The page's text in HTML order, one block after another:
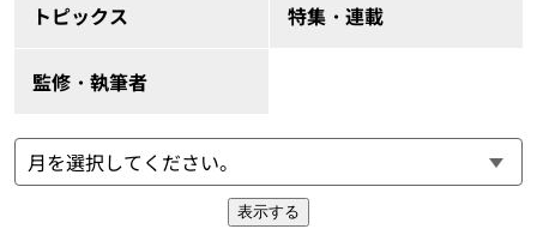
トピックス 特集・連載
監修・執筆者
表示する